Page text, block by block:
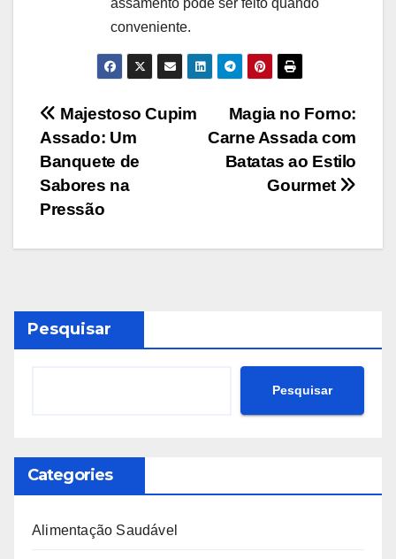
conveniente.
Navegação
de
Post
Magia no Forno:
Carne Assada com
Batatas ao Estilo
Gourmet
Majestoso Cupim
Assado: Um
Banquete de
Sabores na
Pressão
Pesquisar
Pesquisar
Categories
Alimentação Saudável